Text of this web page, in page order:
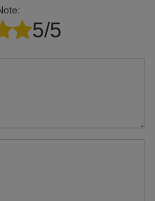
der Deckel können
gereinigt werden.
Komponenten
5/5